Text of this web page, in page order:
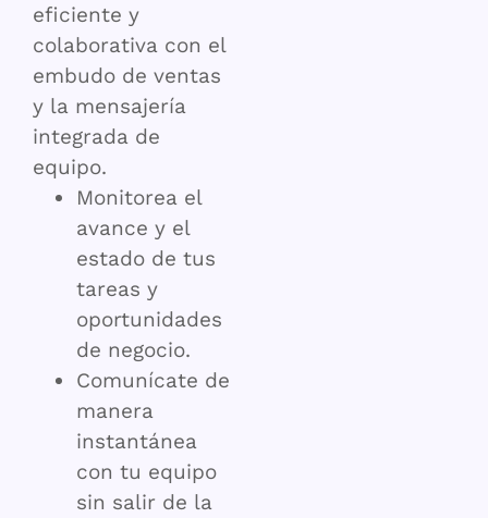
eficiente y
colaborativa con el
embudo de ventas
y la mensajería
integrada de
equipo.
Monitorea el
avance y el
estado de tus
tareas y
oportunidades
de negocio.
Comunícate de
manera
instantánea
con tu equipo
sin salir de la